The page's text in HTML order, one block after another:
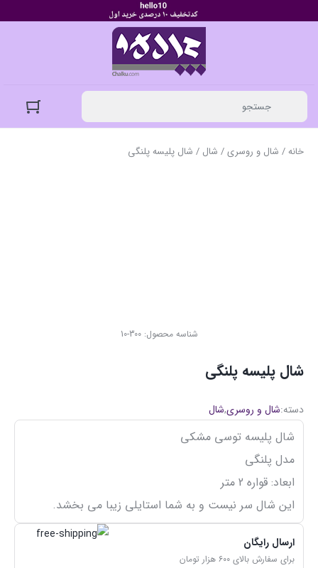
خانه/ شال و روسری/ شال / شال پلیسه پلنگی
شناسه محصول:300-10
شال پلیسه پلنگی
دسته:شال و روسری,شال
شال پلیسه توسی مشکی
مدل پلنگی
ابعاد: قواره 2 متر
این شال سر نیست و به شما استایلی زیبا می بخشد.
ارسال رایگان
برای سفارش بالای ۶۰۰ هزار تومان